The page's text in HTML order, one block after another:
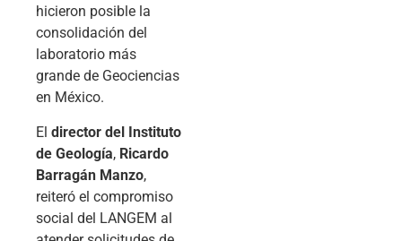
hicieron posible la
consolidación del
laboratorio más
grande de Geociencias
en México.
El director del Instituto
de Geología, Ricardo
Barragán Manzo,
reiteró el compromiso
social del LANGEM al